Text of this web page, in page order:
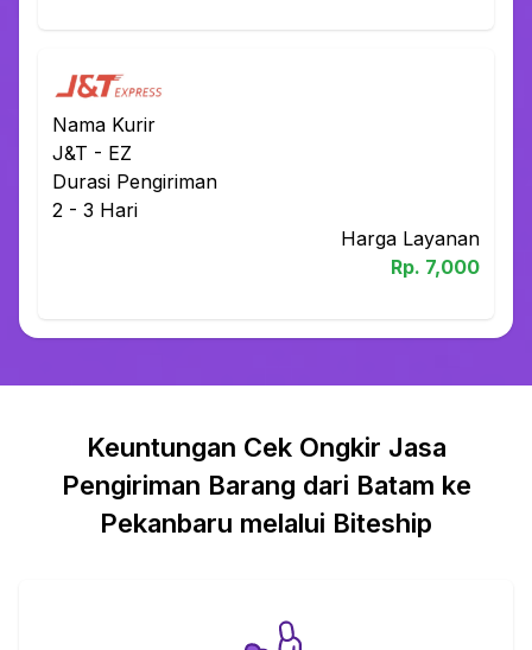
Nama Kurir
J&T - EZ
Durasi Pengiriman
2 - 3 Hari
Harga Layanan
Rp. 7,000
Keuntungan Cek Ongkir Jasa
Pengiriman Barang dari Batam ke
Pekanbaru melalui Biteship